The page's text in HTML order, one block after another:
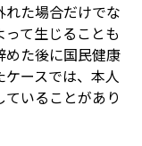
れた場合だけでな
て生じることも
めた後に国民健康
ースでは、本人
いることがあり